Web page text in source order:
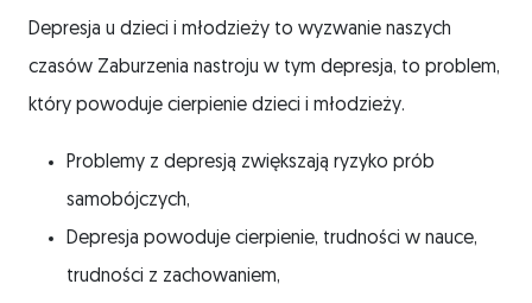
Depresja u dzieci i młodzieży to wyzwanie naszych
czasów Zaburzenia nastroju w tym depresja, to problem,
który powoduje cierpienie dzieci i młodzieży.
Problemy z depresją zwiększają ryzyko prób
samobójczych,
Depresja powoduje cierpienie, trudności w nauce,
trudności z zachowaniem,